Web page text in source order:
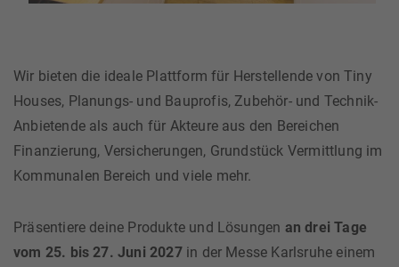
Wir bieten die ideale Plattform für Herstellende von Tiny
Houses, Planungs- und Bauprofis, Zubehör- und Technik-
Anbietende als auch für Akteure aus den Bereichen
Finanzierung, Versicherungen, Grundstück Vermittlung im
Kommunalen Bereich und viele mehr.
Präsentiere deine Produkte und Lösungen an drei Tage
vom 25. bis 27. Juni 2027 in der Messe Karlsruhe einem